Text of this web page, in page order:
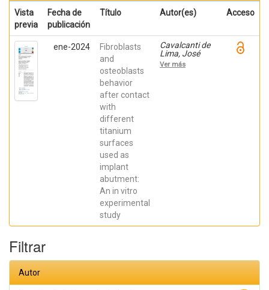
Vista
previa
Fecha de
publicación
Título Autor(es) Acceso
ene-2024
Fibroblasts
and
osteoblasts
behavior
after contact
with
different
titanium
surfaces
used as
implant
abutment:
An in vitro
experimental
study
Cavalcanti de
Lima, José
Henrique;
Robbs ,
Ver más
Filtrar
Autor